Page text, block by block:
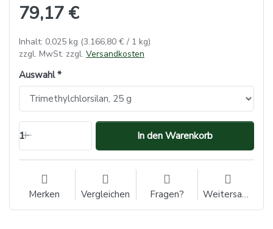
79,17 €
Inhalt: 0,025 kg (3.166,80 € / 1 kg)
zzgl. MwSt. zzgl. Versandkosten
Auswahl
1 In den Warenkorb
Merken Vergleichen Fragen? Weitersagen